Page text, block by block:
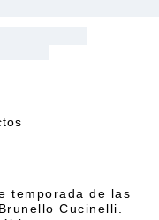
temporada de las
Cucinelli.